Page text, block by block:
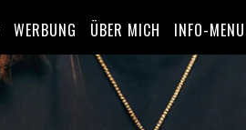
WERBUNG ÜBER MICH INFO-